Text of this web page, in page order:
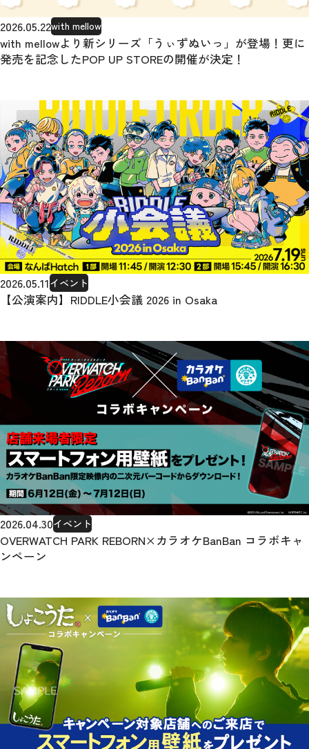
2026.05.22with mellow
with mellowより新シリーズ「うぃずぬいっ」が登場！更に
発売を記念したPOP UP STOREの開催が決定！
2026.05.11イベント
【公演案内】RIDDLE小会議 2026 in Osaka
2026.04.30イベント
OVERWATCH PARK REBORN×カラオケBanBan コラボキャ
ンペーン